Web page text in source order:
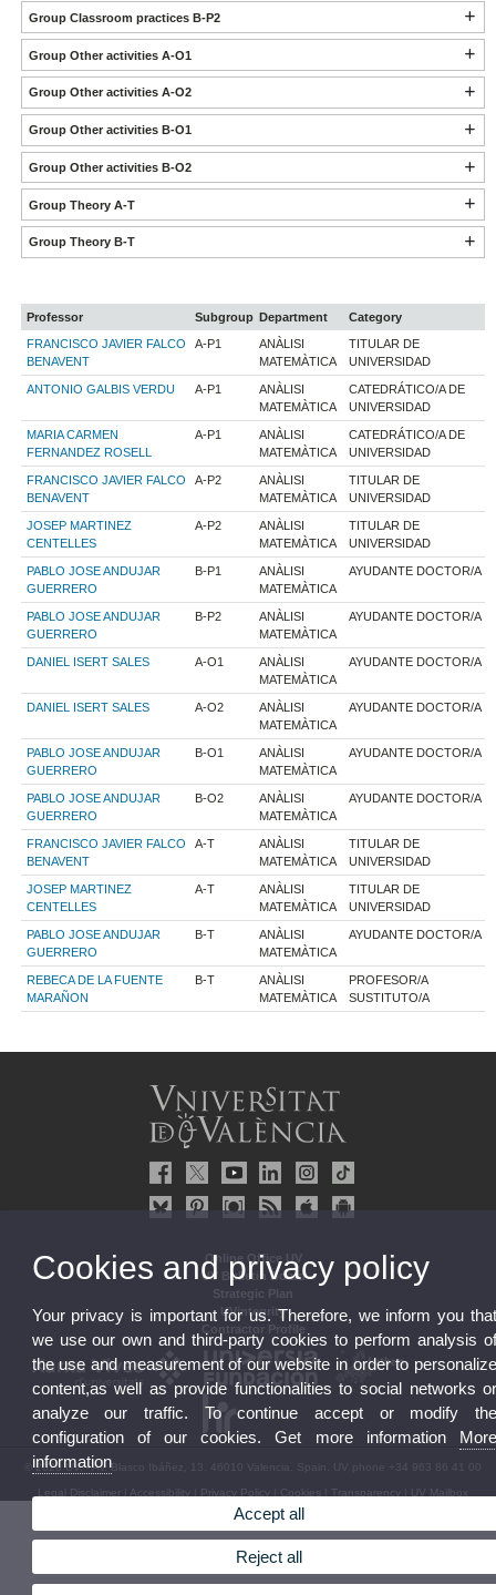
Group Classroom practices B-P2
Group Other activities A-O1
Group Other activities A-O2
Group Other activities B-O1
Group Other activities B-O2
Group Theory A-T
Group Theory B-T
Professor Subgroup Department
Category
FRANCISCO JAVIER FALCO
BENAVENT
A-P1
ANÀLISI
MATEMÀTICA
TITULAR DE
UNIVERSIDAD
ANTONIO GALBIS VERDU A-P1
ANÀLISI
MATEMÀTICA
CATEDRÁTICO/A DE
UNIVERSIDAD
MARIA CARMEN
FERNANDEZ ROSELL
A-P1
ANÀLISI
MATEMÀTICA
CATEDRÁTICO/A DE
UNIVERSIDAD
FRANCISCO JAVIER FALCO
BENAVENT
A-P2
ANÀLISI
MATEMÀTICA
TITULAR DE
UNIVERSIDAD
JOSEP MARTINEZ
CENTELLES
A-P2
ANÀLISI
MATEMÀTICA
TITULAR DE
UNIVERSIDAD
PABLO JOSE ANDUJAR
GUERRERO
B-P1
ANÀLISI
MATEMÀTICA
AYUDANTE DOCTOR/A
PABLO JOSE ANDUJAR
GUERRERO
B-P2
ANÀLISI
MATEMÀTICA
AYUDANTE DOCTOR/A
DANIEL ISERT SALES A-O1
ANÀLISI
MATEMÀTICA
AYUDANTE DOCTOR/A
DANIEL ISERT SALES A-O2
ANÀLISI
MATEMÀTICA
AYUDANTE DOCTOR/A
PABLO JOSE ANDUJAR
GUERRERO
B-O1
ANÀLISI
MATEMÀTICA
AYUDANTE DOCTOR/A
PABLO JOSE ANDUJAR
GUERRERO
B-O2
ANÀLISI
MATEMÀTICA
AYUDANTE DOCTOR/A
FRANCISCO JAVIER FALCO
BENAVENT
A-T
ANÀLISI
MATEMÀTICA
TITULAR DE
UNIVERSIDAD
JOSEP MARTINEZ
CENTELLES
A-T
ANÀLISI
MATEMÀTICA
TITULAR DE
UNIVERSIDAD
PABLO JOSE ANDUJAR
GUERRERO
B-T
ANÀLISI
MATEMÀTICA
AYUDANTE DOCTOR/A
REBECA DE LA FUENTE
MARAÑON
B-T
ANÀLISI
MATEMÀTICA
PROFESOR/A
SUSTITUTO/A
Online Office UV
UV Bulletin Board
Strategic Plan
UVintegrity
Contractor Profile
© 2026 UV. - Av. Blasco Ibáñez, 13. 46010 Valencia. Spain. UV phone +34 963 86 41 00
Legal Disclaimer |Accessibility Privacy Policy Cookies Transparency UV Mailbox
Cookies and privacy policy
Your privacy is important for us. Therefore, we inform you
we use our own and third-party cookies to perform analysis
the use and measurement of our website in order to
content,as well as provide functionalities to social networks
analyze our traffic. To continue accept or modify
configuration of our cookies. Get more information
information
Accept all
Reject all